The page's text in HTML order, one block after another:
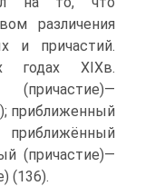
различения
и причастий.
XIXв.
(причастие)—
приближенный
(причастие)—
(136).